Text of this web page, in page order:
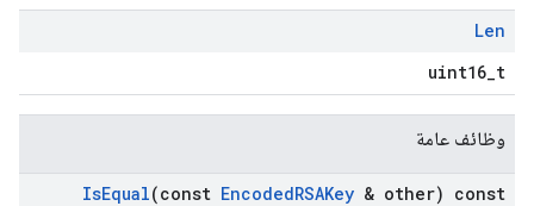
Len
uint16_t
وظائف عامة
IsEqual(const EncodedRSAKey & other) const